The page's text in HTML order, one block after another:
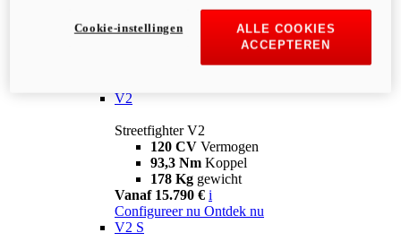
V2
Streetfighter V2
120 CV Vermogen
93,3 Nm Koppel
178 Kg gewicht
Vanaf 15.790 € i
Configureer nu Ontdek nu
V2 S
ALLE COOKIES
ACCEPTEREN
Cookie-instellingen